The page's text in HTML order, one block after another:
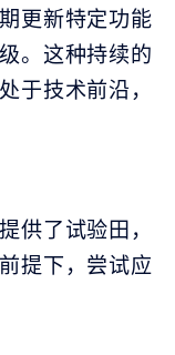
更新特定功能
。这种持续的
于技术前沿，
供了试验田，
提下，尝试应